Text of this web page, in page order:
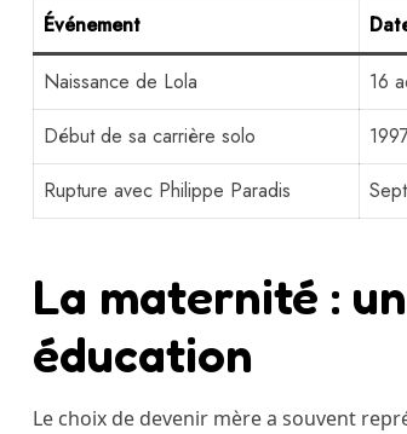
Événement
Naissance de Lola 16
Début de sa carrière solo
Rupture avec Philippe Paradis
La maternité :
éducation
Le choix de devenir mère a souvent